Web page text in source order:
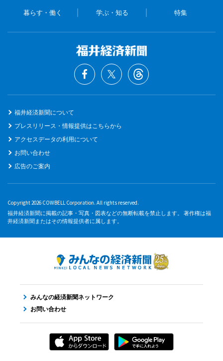
暮らす・働く 学ぶ・知る 特集
福井経済新聞について
プレスリリース・情報提供はこちらから
アクセスデータの利用について
お問い合わせ
広告のご案内
Copyright 2026 COWBELL Corporation. All rights reserved.
福井経済新聞に掲載の記事・写真・図表などの無断転載を禁止します。 著作権は福
井経済新聞またはその情報提供者に属します。
みんなの経済新聞ネットワーク
お問い合わせ